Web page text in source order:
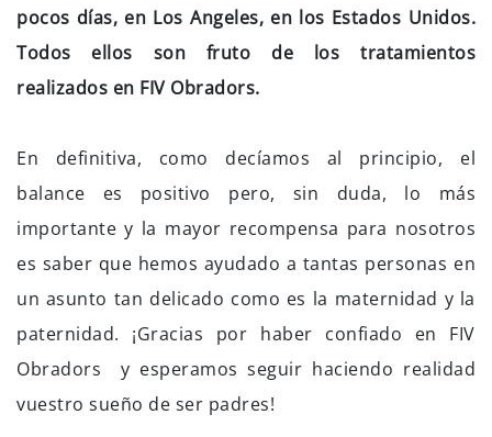
pocos días, en Los Angeles, en los Estados Unidos.
Todos ellos son fruto de los tratamientos
realizados en FIV Obradors.
En definitiva, como decíamos al principio, el
balance es positivo pero, sin duda, lo más
importante y la mayor recompensa para nosotros
es saber que hemos ayudado a tantas personas en
un asunto tan delicado como es la maternidad y la
paternidad. ¡Gracias por haber confiado en FIV
Obradors y esperamos seguir haciendo realidad
vuestro sueño de ser padres!